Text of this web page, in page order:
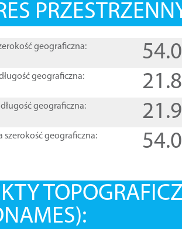
geograficzna:
geograficzna:
geograficzna:
szerokość geograficzna: